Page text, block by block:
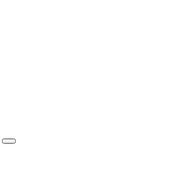
Suche